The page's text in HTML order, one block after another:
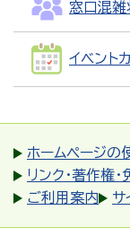
窓口混雑
イベント
ホームページの
リンク・著作権
ご利用案内
サ